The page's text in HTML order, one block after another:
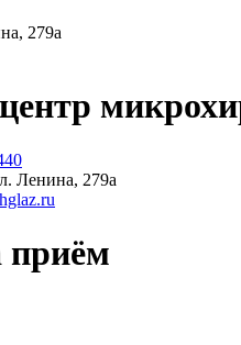
279а
Ленина, 279а
приём